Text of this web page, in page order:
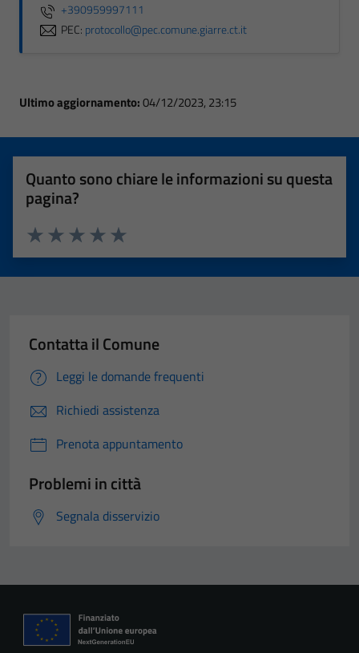
+390959997111
PEC: protocollo@pec.comune.giarre.ct.it
Ultimo aggiornamento:04/12/2023, 23:15
Quanto sono chiare le informazioni su questa
pagina?
Valuta 5 stelle su 5
Valuta 4 stelle su 5
Valuta 3 stelle su 5
Valuta 2 stelle su 5
Valuta 1 stelle su 5
Contatta il Comune
Leggi le domande frequenti
Richiedi assistenza
Prenota appuntamento
Problemi in città
Segnala disservizio